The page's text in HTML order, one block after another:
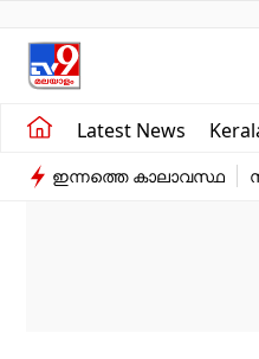
Latest News
Kerala
Indiaഇന്നത്തെ കാലാവസ്ഥ